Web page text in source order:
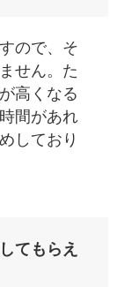
ので、そ
せん。た
高くなる
間があれ
しており
てもらえ